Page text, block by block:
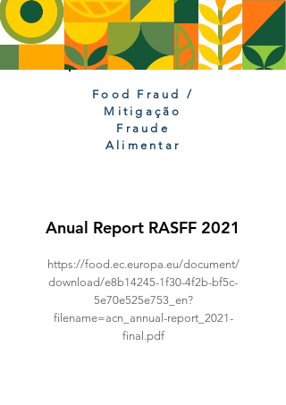
Food Fraud /
Mitigação
Fraude
Alimentar
Anual Report RASFF 2021
https://food.ec.europa.eu/document/
download/e8b14245-1f30-4f2b-bf5c-
5e70e525e753_en?
filename=acn_annual-report_2021-
final.pdf